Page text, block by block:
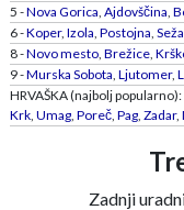
5 -Nova Gorica, Ajdovščina,
6 -Koper, Izola, Postojna,
8 -Novo mesto, Brežice,
9 -Murska Sobota, Ljutomer,
HRVAŠKA (najbolj popularno):
Krk, Umag, Poreč, Pag, Zadar,
Zadnji